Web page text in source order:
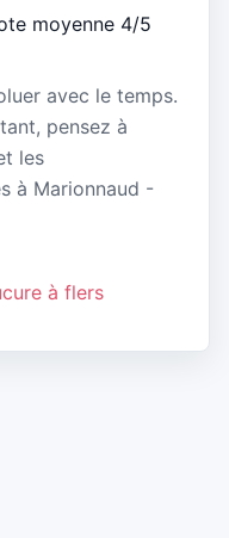
moyenne 4/5
avec le temps.
pensez à
les
à Marionnaud -
à flers